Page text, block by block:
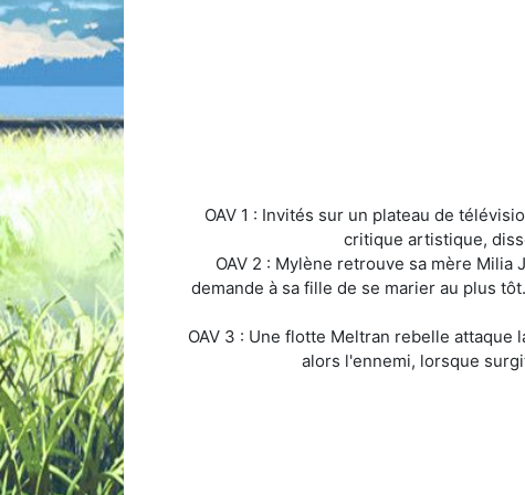
OAV 1 : Invités sur un plateau de
critique artistique,
OAV 2 : Mylène retrouve sa mère
demande à sa fille de se marier au plus
OAV 3 : Une flotte Meltran rebelle attaque
alors l'ennemi, lorsque